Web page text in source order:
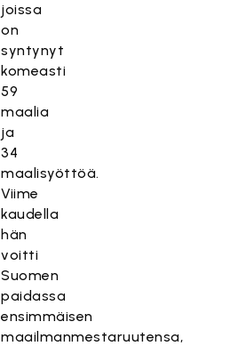
joissa
on
syntynyt
komeasti
59
maalia
ja
34
maalisyöttöä.
Viime
kaudella
hän
voitti
Suomen
paidassa
ensimmäisen
maailmanmestaruutensa,